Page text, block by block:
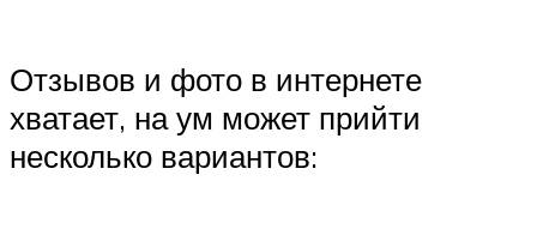
Отзывов и фото в интернете
хватает, на ум может прийти
несколько вариантов: